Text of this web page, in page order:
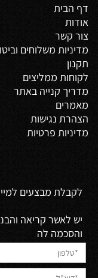
דף הבית
אודות
צור קשר
מדיניות משלוחים
תקנון
לקוחות ממליצים
מדריך קנייה באתר
מאמרים
הצהרת נגישות
מדיניות פרטיות
לקבלת מבצעים
יש לאשר קריאה
והסכמה לה